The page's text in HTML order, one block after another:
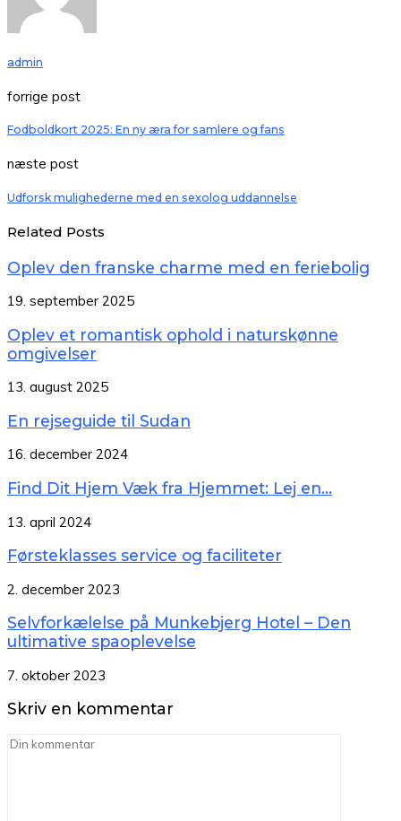
admin
forrige post
Fodboldkort 2025: En ny æra for samlere og fans
næste post
Udforsk mulighederne med en sexolog uddannelse
Related Posts
Oplev den franske charme med en feriebolig
19. september 2025
Oplev et romantisk ophold i naturskønne
omgivelser
13. august 2025
En rejseguide til Sudan
16. december 2024
Find Dit Hjem Væk fra Hjemmet: Lej en...
13. april 2024
Førsteklasses service og faciliteter
2. december 2023
Selvforkælelse på Munkebjerg Hotel – Den
ultimative spaoplevelse
7. oktober 2023
Skriv en kommentar